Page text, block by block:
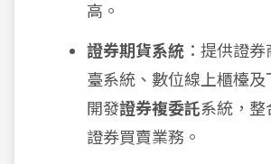
高。
證券期貨系統 ：提供證
臺系統、數位線上櫃檯及
開發證券複委託系統，整
證券買賣業務。